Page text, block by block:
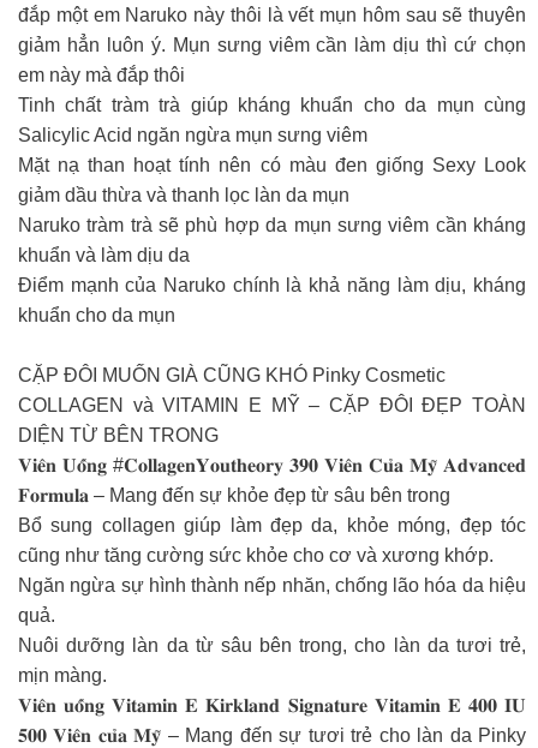
đắp một em Naruko này thôi là vết mụn hôm sau sẽ thuyên
giảm hẳn luôn ý. Mụn sưng viêm cần làm dịu thì cứ chọn
em này mà đắp thôi
Tinh chất tràm trà giúp kháng khuẩn cho da mụn cùng
Salicylic Acid ngăn ngừa mụn sưng viêm
Mặt nạ than hoạt tính nên có màu đen giống Sexy Look
giảm dầu thừa và thanh lọc làn da mụn
Naruko tràm trà sẽ phù hợp da mụn sưng viêm cần kháng
khuẩn và làm dịu da
Điểm mạnh của Naruko chính là khả năng làm dịu, kháng
khuẩn cho da mụn
CẶP ĐÔI MUỐN GIÀ CŨNG KHÓ Pinky Cosmetic
COLLAGEN và VITAMIN E MỸ – CẶP ĐÔI ĐẸP TOÀN
DIỆN TỪ BÊN TRONG
𝐕𝐢𝐞̂𝐧 𝐔𝐨̂́𝐧𝐠 #𝐂𝐨𝐥𝐥𝐚𝐠𝐞𝐧𝐘𝐨𝐮𝐭𝐡𝐞𝐨𝐫𝐲 𝟑𝟗𝟎 𝐕𝐢𝐞̂𝐧 𝐂𝐮̉𝐚 𝐌𝐲̃ 𝐀𝐝𝐯𝐚𝐧𝐜𝐞𝐝
𝐅𝐨𝐫𝐦𝐮𝐥𝐚 – Mang đến sự khỏe đẹp từ sâu bên trong
Bổ sung collagen giúp làm đẹp da, khỏe móng, đẹp tóc
cũng như tăng cường sức khỏe cho cơ và xương khớp.
Ngăn ngừa sự hình thành nếp nhăn, chống lão hóa da hiệu
quả.
Nuôi dưỡng làn da từ sâu bên trong, cho làn da tươi trẻ,
mịn màng.
𝐕𝐢𝐞̂𝐧 𝐮𝐨̂́𝐧𝐠 𝐕𝐢𝐭𝐚𝐦𝐢𝐧 𝐄 𝐊𝐢𝐫𝐤𝐥𝐚𝐧𝐝 𝐒𝐢𝐠𝐧𝐚𝐭𝐮𝐫𝐞 𝐕𝐢𝐭𝐚𝐦𝐢𝐧 𝐄 𝟒𝟎𝟎 𝐈𝐔
𝟓𝟎𝟎 𝐕𝐢𝐞̂𝐧 𝐜𝐮̉𝐚 𝐌𝐲̃ – Mang đến sự tươi trẻ cho làn da Pinky